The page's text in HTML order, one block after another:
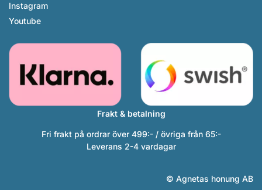
Instagram
Youtube
Frakt & betalning
Fri frakt på ordrar över 499:- / övriga från 65:-
Leverans 2-4 vardagar
© Agnetas honung AB